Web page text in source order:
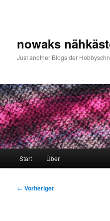
nowaks
Just another Blogs der
Start Über
Beitragsnavigation
← Vorheriger